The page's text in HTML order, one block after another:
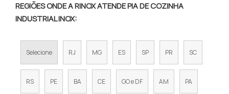
REGIÕES ONDE A RINOX ATENDE PIA DE COZINHA
INDUSTRIAL INOX:
Selecione RJ MG ES SP PR SC
RS PE BA CE GO e DF AM PA